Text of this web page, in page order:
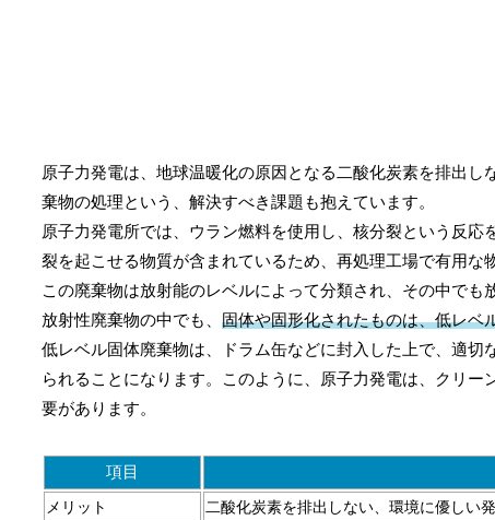
原子力発電は、地球温暖化の原因となる二酸化炭素を排出
棄物の処理という、解決すべき課題も抱えています。
原子力発電所では、ウラン燃料を使用し、核分裂という反
裂を起こせる物質が含まれているため、再処理工場で有用な
この廃棄物は放射能のレベルによって分類され、その中で
放射性廃棄物の中でも、 固体や固形化されたものは、低レベ
低レベル固体廃棄物は、ドラム缶などに封入した上で、適
られることになります。このように、原子力発電は、クリ
要があります。
項目
メリット 二酸化炭素を排出しない、環境に優しい